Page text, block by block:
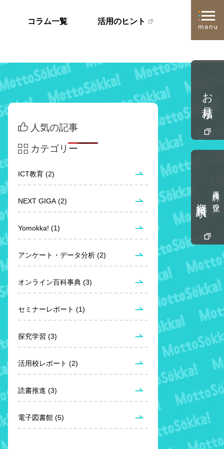
コラム一覧 活用のヒント
お見積り
導入検討に役立つ
人気の記事
カテゴリー
ICT教育 (2)
NEXT GIGA (2)
Yomokka! (1)
アンケート・データ分析 (2)
オンライン百科事典 (3)
セミナーレポート (1)
探究学習 (3)
活用校レポート (2)
読書推進 (3)
電子図書館 (5)